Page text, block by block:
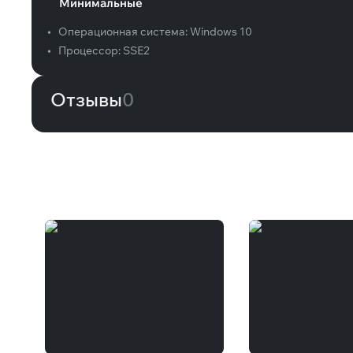
• Операционная система:Windows 10
•
Процессор: SSE2
Отзывы0